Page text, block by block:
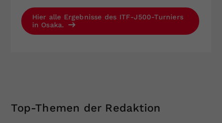
Hier alle Ergebnisse des ITF-J500-Turniers
in Osaka.
Top-Themen der Redaktion